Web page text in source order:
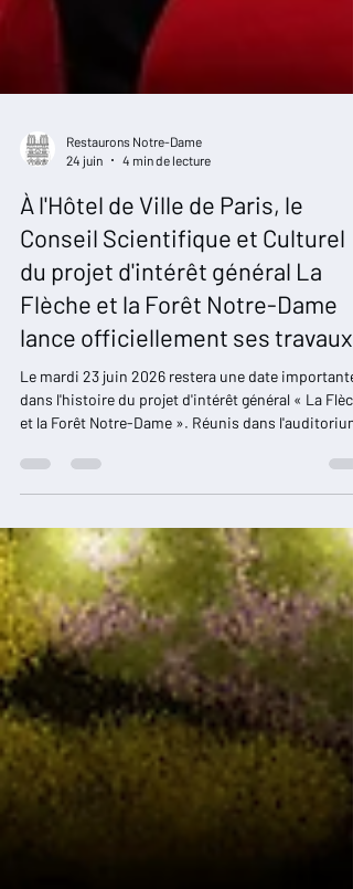
24 juin
4 min de lecture
À l'Hôtel de Ville de Paris, le
Conseil Scientifique et Culturel
du projet d'intérêt général La
Flèche et la Forêt Notre-Dame
lance officiellement ses travaux
Le mardi 23 juin 2026 restera une date importante
et la Forêt Notre-Dame ». Réunis dans l'auditorium
cinquantaine de participants ont pris part à la
première séance plénière du Conseil Scientifique
Culturel du projet. Cette réunion fondatrice a
rassemblé une grande partie des 38 membres qui
composent aujourd'hui cette insta